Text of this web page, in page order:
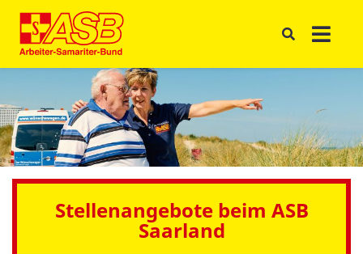
Stellenangebote beim ASB
Saarland